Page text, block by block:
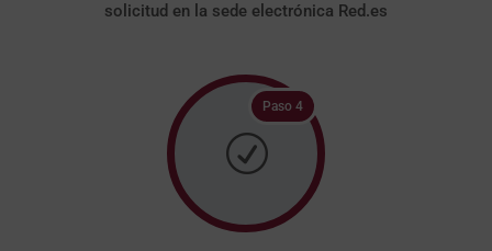
solicitud en la sede electrónica Red.es
R
Paso 4